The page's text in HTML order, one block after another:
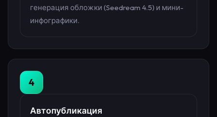
генерация обложки (Seedream 4.5) и мини-
инфографики.
4
Автопубликация